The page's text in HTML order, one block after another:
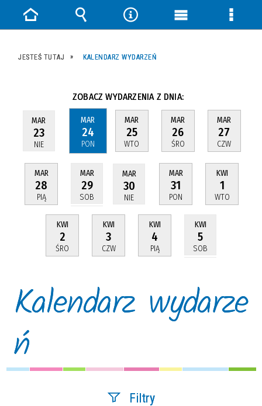
JESTEŚ TUTAJ KALENDARZ WYDARZEŃ
ZOBACZ WYDARZENIA Z DNIA:
MAR
23
NIE
MAR
24
PON
MAR
25
WTO
MAR
26
ŚRO
MAR
27
CZW
MAR
28
PIĄ
MAR
29
SOB
MAR
30
NIE
MAR
31
PON
KWI
1
WTO
KWI
2
ŚRO
KWI
3
CZW
KWI
4
PIĄ
KWI
5
SOB
Kalendarz wydarze
ń
Filtry
Strona
główna
Wyszukiwarka
NarzędziaMenu
Menu